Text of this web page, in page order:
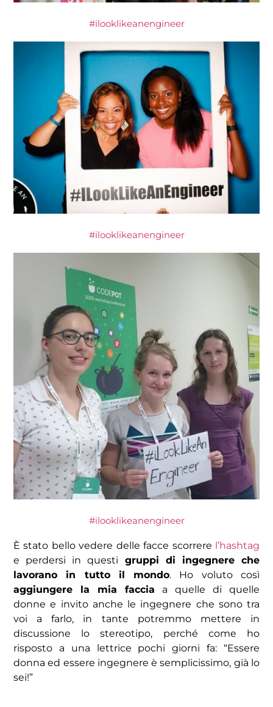
#ilooklikeanengineer
#ilooklikeanengineer
#ilooklikeanengineer
È stato bello vedere delle facce scorrere l’hashtag
e perdersi in questi gruppi di ingegnere che
lavorano in tutto il mondo. Ho voluto così
aggiungere la mia faccia a quelle di quelle
donne e invito anche le ingegnere che sono tra
voi a farlo, in tante potremmo mettere in
discussione lo stereotipo, perché come ho
risposto a una lettrice pochi giorni fa: “Essere
donna ed essere ingegnere è semplicissimo, già lo
sei!”